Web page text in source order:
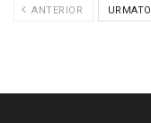
ANTERIOR